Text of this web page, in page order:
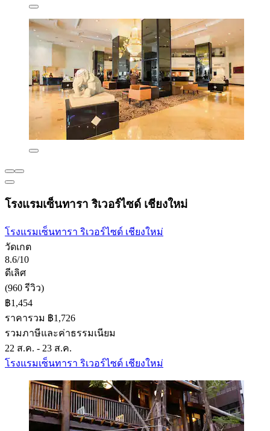
โรงแรมเซ็นทารา ริเวอร์ไซด์ เชียงใหม่
โรงแรมเซ็นทารา ริเวอร์ไซด์ เชียงใหม่
วัดเกต
8.6/10
ดีเลิศ
(960 รีวิว)
฿1,454
ราคารวม ฿1,726
รวมภาษีและค่าธรรมเนียม
22 ส.ค. - 23 ส.ค.
โรงแรมเซ็นทารา ริเวอร์ไซด์ เชียงใหม่